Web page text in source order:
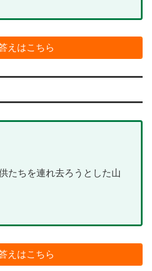
えはこちら
たちを連れ去ろうとした山
えはこちら